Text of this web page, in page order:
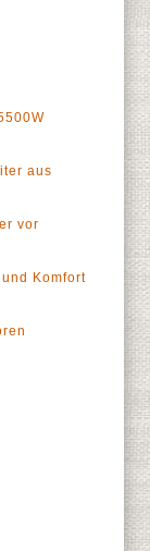
aus
vor
Komfort